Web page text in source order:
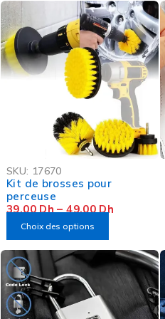
OFFRE FLASH
SKU: 17670
Kit de brosses pour
perceuse
39,00 Dh –49,00 Dh
Choix des options